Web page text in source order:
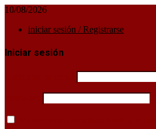
10/08/2026
iniciar sesión / Registrarse
Iniciar sesión